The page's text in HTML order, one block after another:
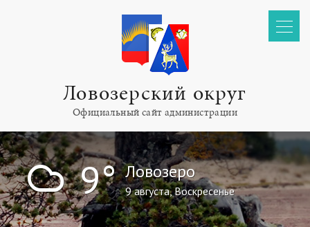
Ловозерский округ
Официальный сайт администрации
! 9° Ловозеро
9 августа, Воскресенье